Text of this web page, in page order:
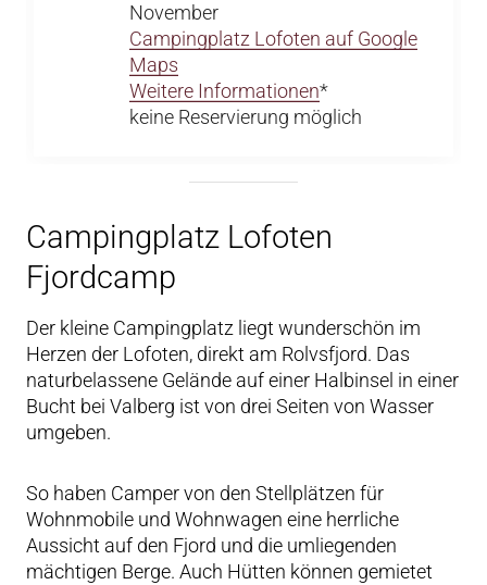
November
Campingplatz Lofoten auf Google
Maps
Weitere Informationen*
keine Reservierung möglich
Campingplatz Lofoten
Fjordcamp
Der kleine Campingplatz liegt wunderschön im
Herzen der Lofoten, direkt am Rolvsfjord. Das
naturbelassene Gelände auf einer Halbinsel in einer
Bucht bei Valberg ist von drei Seiten von Wasser
umgeben.
So haben Camper von den Stellplätzen für
Wohnmobile und Wohnwagen eine herrliche
Aussicht auf den Fjord und die umliegenden
mächtigen Berge. Auch Hütten können gemietet